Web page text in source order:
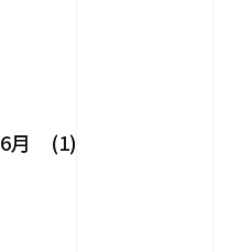
6月 (1)